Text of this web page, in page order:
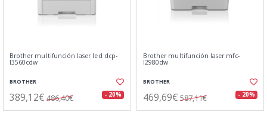
Brother multifunción laser led dcp-
l3560cdw
BROTHER
389,12€ 486,40€ - 20%
Brother multifunción laser mfc-
l2980dw
BROTHER
469,69€ 587,11€ - 20%